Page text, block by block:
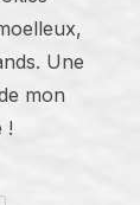
Une
mon
!